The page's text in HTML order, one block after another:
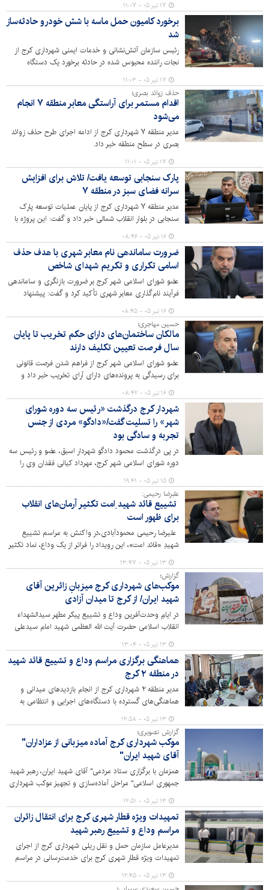
۱۷ تیر ۰۵ - ۱۱:۰۷
برخورد کامیون حمل ماسه با شش خودرو حادثه‌ساز
شد
رئیس سازمان آتش‌نشانی و خدمات ایمنی شهرداری کرج از
نجات راننده محبوس شده در حادثه برخورد یک دستگاه
داد.
۱۷ تیر ۰۵ - ۱۱:۰۳
حذف زوائد بصری؛
اقدام مستمر برای آراستگی معابر منطقه ۷ انجام
می‌شود
مدیر منطقه ۷ شهرداری کرج از ادامه اجرای طرح حذف زوائد
بصری در سطح منطقه خبر داد.
۱۷ تیر ۰۵ - ۱۱:۰۱
پارک سنجابی توسعه یافت/ تلاش برای افزایش
سرانه فضای سبز در منطقه ۷
مدیر منطقه ۷ شهرداری کرج از پایان عملیات توسعه پارک
سنجابی در بلوار انقلاب شمالی خبر داد و گفت: این پروژه با
هدف ارتقای سرانه فضای سبز، توسعه امکانات رفاهی و ایجاد
محیطی مناسب برای حضور خانواده‌ها به بهره‌برداری رسیده
است.
۱۶ تیر ۰۵ - ۰۸:۴۶
ضرورت ساماندهی نام‌ معابر شهری با هدف حذف
اسامی تکراری و تکریم شهدای شاخص
عضو شورای اسلامی شهر کرج بر ضرورت بازنگری و ساماندهی
فرآیند نام‌گذاری معابر شهری تأکید کرد و گفت: پیشنهاد
می‌شود شهرداری با تعیین یک متولی مشخص و ایجاد بانک
جامع نام معابر، فرآیند نام‌گذاری خیابان‌ها، کوچه‌ها و میادین
را به‌صورت یکپارچه مدیریت کند.
۱۶ تیر ۰۵ - ۰۸:۴۵
حسین مهاجری؛
مالکان ساختمان‌های دارای حکم تخریب تا پایان
سال فرصت تعیین تکلیف دارند
عضو شورای اسلامی شهر کرج از فراهم شدن فرصت قانونی
برای رسیدگی به پرونده‌های دارای آرای تخریب خبر داد و
گفت: مالکان مشمول این مصوبه تا پایان سال جاری می‌توانند
با اخذ تأییدیه‌های لازم، وضعیت ملک خود را تعیین تکلیف
کنند.
۱۶ تیر ۰۵ - ۰۸:۴۲
شهردار کرج درگذشت «رئیس سه دوره شورای
شهر» را تسلیت گفت/«دادگو» مردی از جنس
تجربه و سادگی بود
در پی درگذشت محمود دادگو شهردار اسبق، عضو و رئیس سه
دوره شورای اسلامی شهر کرج، مهرداد کیانی فقدان وی را
ضایعه‌ای حزن‌انگیز توصیف و این رویداد تلخ را به شهروندان
تسلیت گفت.
۱۵ تیر ۰۵ - ۱۹:۴۱
علبرضا رحیمی:
تشییع قائد شهید ِامت تکثیر آرمان‌های انقلاب
برای ظهور است
علیرضا رحیمی محمودآبادی،در واکنش به مراسم تشییع
شهیدِ «قائد امت»، این رویداد را فراتر از یک وداع، نماد تکثیر
آرمان‌ها،استحکام پیوند میان امت و امام و بعثت دیگری در
جامعه اسلامی دانست.
۱۳ تیر ۰۵ - ۱۳:۴۷
گزارش؛
موکب‌های شهرداری کرج میزبانِ زائرین آقای
شهید ایران/ از کرج تا میدان آزادی
در ایامِ وحدت‌آفرین وداع و تشییع پیکر مطهر سیدالشهداء
انقلاب اسلامی حضرت آیت الله العظمی شهید امام سیدعلی
خامنه ای (قدس سره) موکب‌های فرهنگی و خدماتی
شهرداری کرج در چندین نقطه از جمله میدان آزادی تهران
میزبانِ خیل عظیم زائرین و شرکت کنندگان در این رویداد
عظیم و جهانی هستند.
۱۳ تیر ۰۵ - ۱۳:۰۴
هماهنگی برگزاری مراسم وداع و تشییع قائد شهید
در منطقه ۲ کرج
مدیر منطقه ۲ شهرداری کرج از انجام بازدیدهای میدانی و
هماهنگی‌های گسترده با دستگاه‌های اجرایی و انتظامی به
منظور فراهم‌سازی بستر مناسب برای برگزاری باشکوه مراسم
بزرگداشت، وداع، تشییع و تدفین قائد شهید والامقام انقلاب
اسلامی در این منطقه خبر داد.
۱۳ تیر ۰۵ - ۱۲:۵۸
گزارش تصویری؛
موکب شهرداری کرج آماده میزبانی از عزاداران"
آقای شهید ایران"
همزمان با برگزاری ستاد مردمی" آقای شهید ایران، رهبر شهید
جمهوری اسلامی" مراحل آماده‌سازی و تجهیز موکب شهرداری
با ارائه خدمات فرهنگی و پذیرایی، میزبان عزاداران و شرکت
کنندگان در مراسم است. گزارش تصویری: پوریا ترابی
۱۳ تیر ۰۵ - ۱۲:۵۱
تمهیدات ویژه قطار شهری کرج برای انتقال زائران
مراسم وداع و تشییع رهبر شهید
مدیرعامل سازمان حمل و نقل ریلی شهرداری کرج از اجرای
تمهیدات ویژه قطار شهری کرج برای خدمت‌رسانی در مراسم
وداع و تشییع رهبر شهید خبرداد.
۱۳ تیر ۰۵ - ۱۲:۴۵